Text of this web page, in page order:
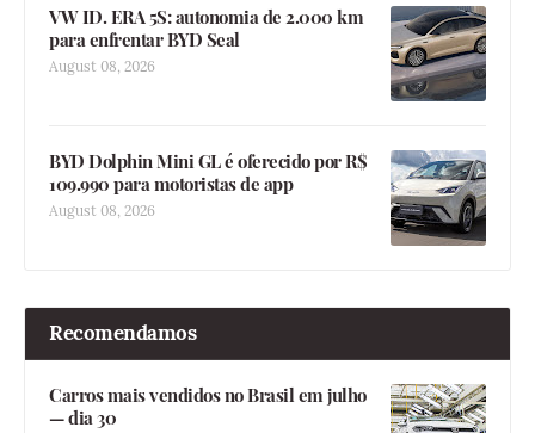
VW ID. ERA 5S: autonomia de 2.000 km
para enfrentar BYD Seal
August 08, 2026
BYD Dolphin Mini GL é oferecido por R$
109.990 para motoristas de app
August 08, 2026
Recomendamos
Carros mais vendidos no Brasil em julho
— dia 30